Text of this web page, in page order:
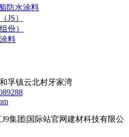
防水涂料
JS）
份）
料
孚镇云北村牙家湾
J9集团|国际站官网建材科技有限公